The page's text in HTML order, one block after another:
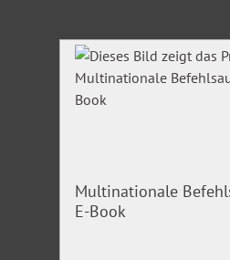
Produktgalerie
Multinationale
E-Book